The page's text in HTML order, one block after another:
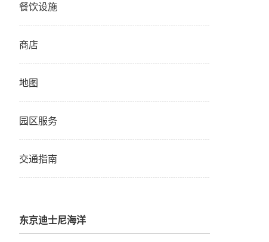
餐饮设施
商店
地图
园区服务
交通指南
东京迪士尼海洋